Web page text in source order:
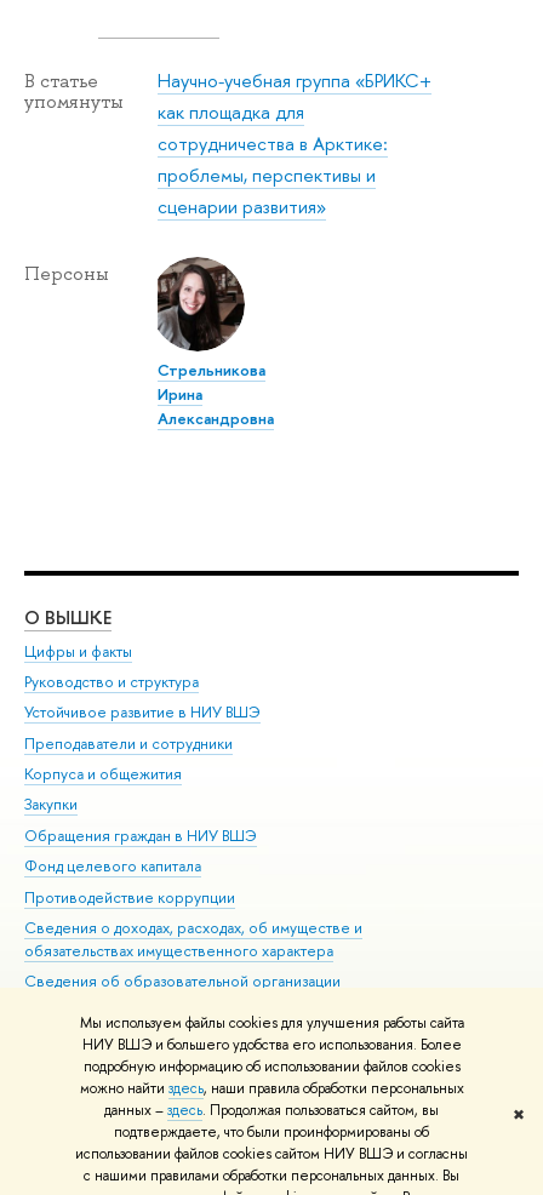
Мы используем файлы cookies для улучшения работы сайта
НИУ ВШЭ и большего удобства его использования. Более
подробную информацию об использовании файлов cookies
можно найти здесь, наши правила обработки персональных
данных –здесь. Продолжая пользоваться сайтом, вы
подтверждаете, что были проинформированы об
использовании файлов cookies сайтом НИУ ВШЭ и согласны
с нашими правилами обработки персональных данных. Вы
✖
В статье
упомянуты
Научно-учебная группа «БРИКС+
как площадка для
сотрудничества в Арктике:
проблемы, перспективы и
сценарии развития»
Персоны
Стрельникова
Ирина
Александровна
О ВЫШКЕ
Цифры и факты
Руководство и структура
Устойчивое развитие в НИУ ВШЭ
Преподаватели и сотрудники
Корпуса и общежития
Закупки
Обращения граждан в НИУ ВШЭ
Фонд целевого капитала
Противодействие коррупции
Сведения о доходах, расходах, об имуществе и
обязательствах имущественного характера
Сведения об образовательной организации
Людям с ограниченными возможностями здоровья
Единая платежная страница
Работа в Вышке
© НИУ ВШЭ 1993–2026 Адреса и контакты Условия использования
материалов Политика конфиденциальности Карта сайта